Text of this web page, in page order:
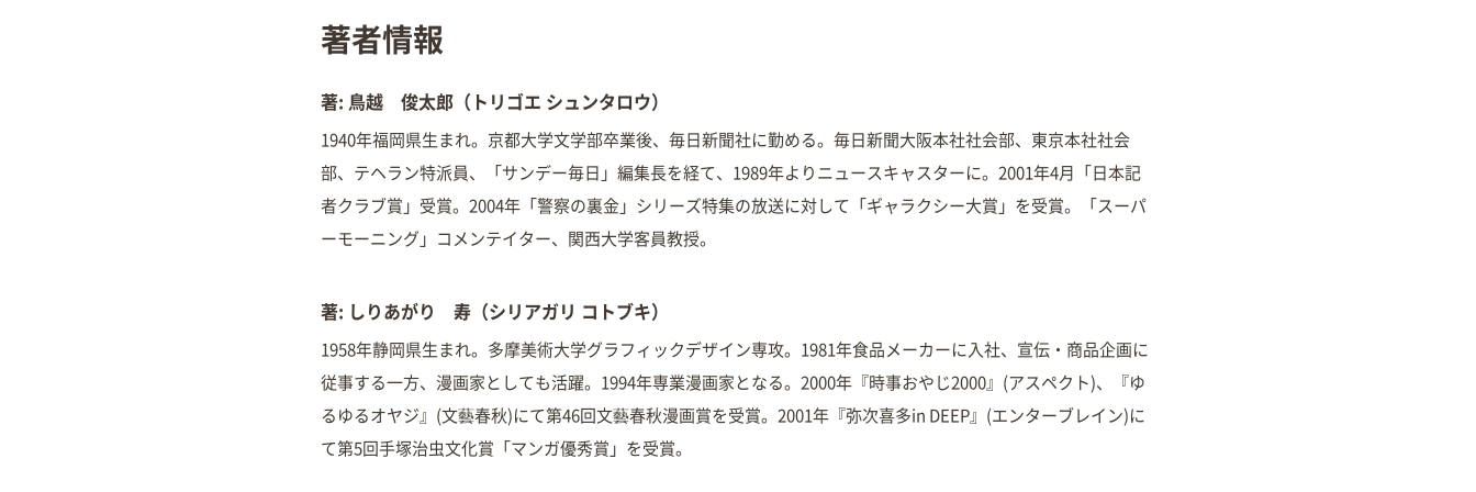
著者情報
著: 鳥越 俊太郎（トリゴエ シュンタロウ）
1940年福岡県生まれ。京都大学文学部卒業後、毎日新聞社に勤める。毎日新聞大阪本社社会部、東京本社社会
部、テヘラン特派員、「サンデー毎日」編集長を経て、1989年よりニュースキャスターに。2001年4月「日本記
者クラブ賞」受賞。2004年「警察の裏金」シリーズ特集の放送に対して「ギャラクシー大賞」を受賞。「スーパ
ーモーニング」コメンテイター、関西大学客員教授。
著: しりあがり 寿（シリアガリ コトブキ）
1958年静岡県生まれ。多摩美術大学グラフィックデザイン専攻。1981年食品メーカーに入社、宣伝・商品企画に
従事する一方、漫画家としても活躍。1994年専業漫画家となる。2000年『時事おやじ2000』(アスペクト)、『ゆ
るゆるオヤジ』(文藝春秋)にて第46回文藝春秋漫画賞を受賞。2001年『弥次喜多in DEEP』(エンターブレイン)に
て第5回手塚治虫文化賞「マンガ優秀賞」を受賞。